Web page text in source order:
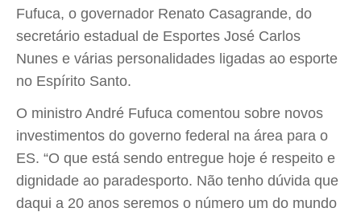
Fufuca, o governador Renato Casagrande, do
secretário estadual de Esportes José Carlos
Nunes e várias personalidades ligadas ao esporte
no Espírito Santo.
O ministro André Fufuca comentou sobre novos
investimentos do governo federal na área para o
ES. “O que está sendo entregue hoje é respeito e
dignidade ao paradesporto. Não tenho dúvida que
daqui a 20 anos seremos o número um do mundo